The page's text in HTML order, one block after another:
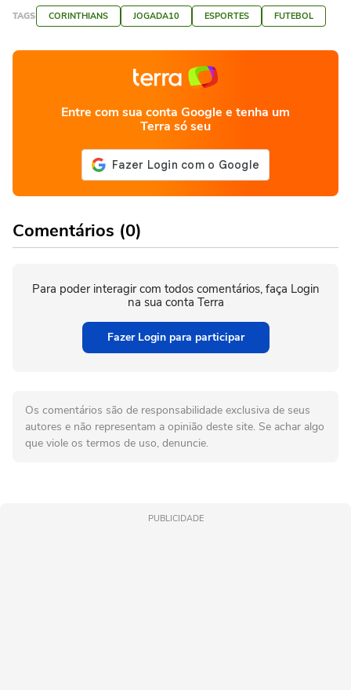
TAGS CORINTHIANS JOGADA10 ESPORTES FUTEBOL
Entre com sua conta Google e tenha um
Terra só seu
Comentários (0)
Para poder interagir com todos comentários, faça Login
na sua conta Terra
Fazer Login para participar
Os comentários são de responsabilidade exclusiva de seus
autores e não representam a opinião deste site. Se achar algo
que viole os termos de uso, denuncie.
PUBLICIDADE